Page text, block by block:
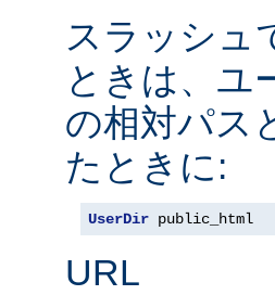
スラッシュ
ときは、ユ
の相対パス
たときに:
UserDir public_html
URL